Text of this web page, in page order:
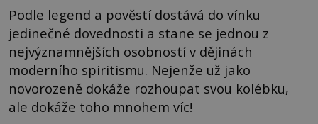
Podle legend a pověstí dostává do vínku
jedinečné dovednosti a stane se jednou z
nejvýznamnějších osobností v dějinách
moderního spiritismu. Nejenže už jako
novorozeně dokáže rozhoupat svou kolébku,
ale dokáže toho mnohem víc!